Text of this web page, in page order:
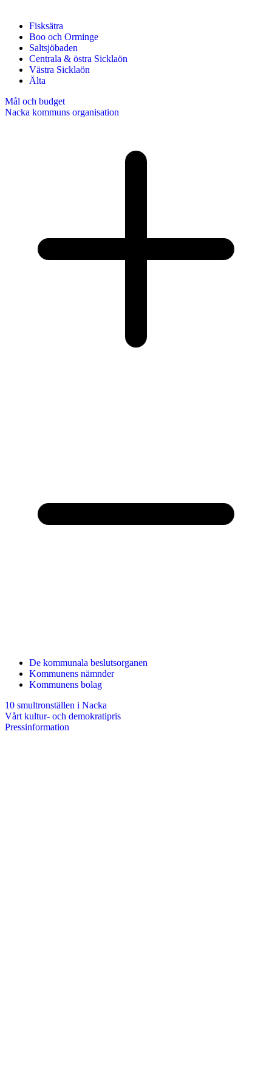
Fisksätra
Boo och Orminge
Saltsjöbaden
Centrala & östra Sicklaön
Västra Sicklaön
Älta
Mål och budget
Nacka kommuns organisation
De kommunala beslutsorganen
Kommunens nämnder
Kommunens bolag
10 smultronställen i Nacka
Vårt kultur- och demokratipris
Pressinformation